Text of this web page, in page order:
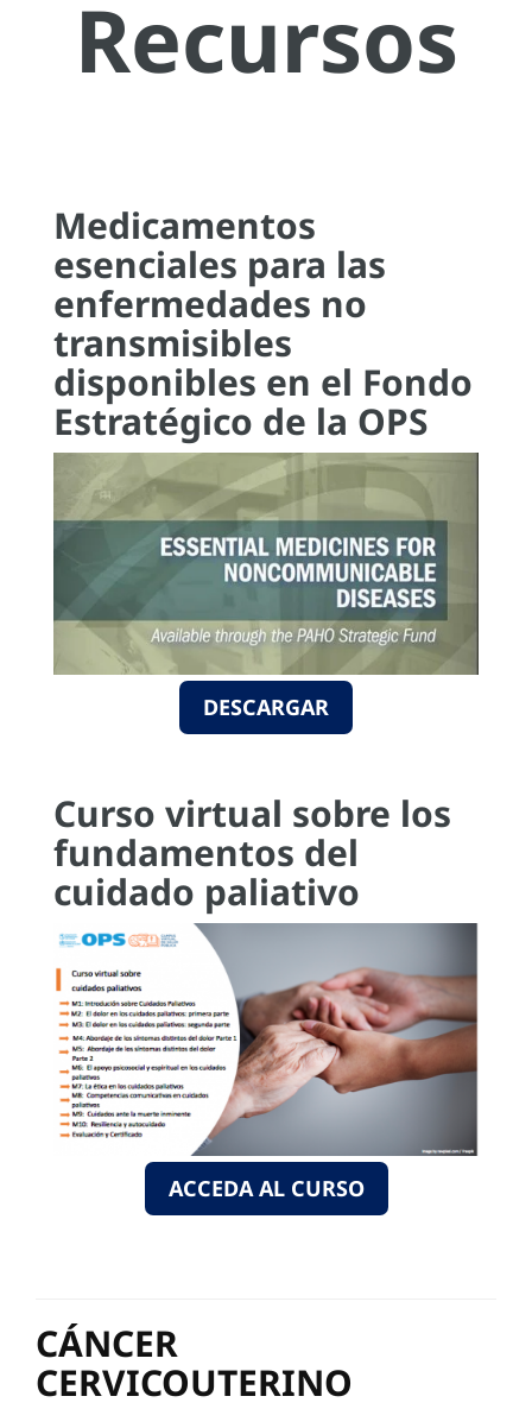
Recursos
Medicamentos
esenciales para las
enfermedades no
transmisibles
disponibles en el Fondo
Estratégico de la OPS
DESCARGAR
Curso virtual sobre los
fundamentos del
cuidado paliativo
ACCEDA AL CURSO
CÁNCER
CERVICOUTERINO